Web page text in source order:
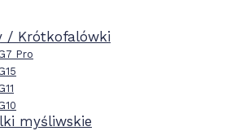
/ Krótkofalówki
Pro
myśliwskie